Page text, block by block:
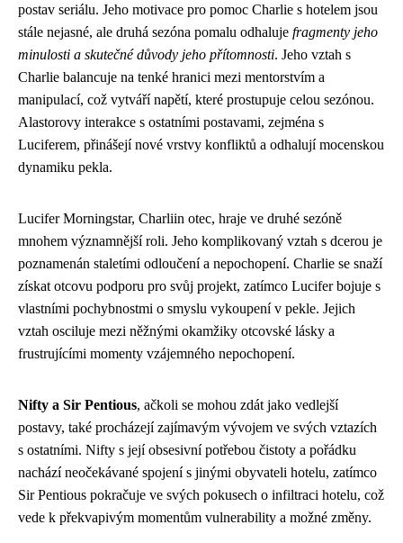
postav seriálu. Jeho motivace pro pomoc Charlie s hotelem jsou
stále nejasné, ale druhá sezóna pomalu odhaluje fragmenty jeho
minulosti a skutečné důvody jeho přítomnosti. Jeho vztah s
Charlie balancuje na tenké hranici mezi mentorstvím a
manipulací, což vytváří napětí, které prostupuje celou sezónou.
Alastorovy interakce s ostatními postavami, zejména s
Luciferem, přinášejí nové vrstvy konfliktů a odhalují mocenskou
dynamiku pekla.
Lucifer Morningstar, Charliin otec, hraje ve druhé sezóně
mnohem významnější roli. Jeho komplikovaný vztah s dcerou je
poznamenán staletími odloučení a nepochopení. Charlie se snaží
získat otcovu podporu pro svůj projekt, zatímco Lucifer bojuje s
vlastními pochybnostmi o smyslu vykoupení v pekle. Jejich
vztah osciluje mezi něžnými okamžiky otcovské lásky a
frustrujícími momenty vzájemného nepochopení.
Nifty a Sir Pentious, ačkoli se mohou zdát jako vedlejší
postavy, také procházejí zajímavým vývojem ve svých vztazích
s ostatními. Nifty s její obsesivní potřebou čistoty a pořádku
nachází neočekávané spojení s jinými obyvateli hotelu, zatímco
Sir Pentious pokračuje ve svých pokusech o infiltraci hotelu, což
vede k překvapivým momentům vulnerability a možné změny.